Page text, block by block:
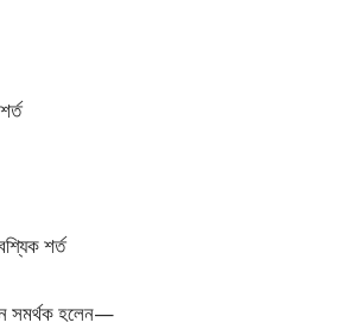
শর্ত
সমর্থক হলেন—